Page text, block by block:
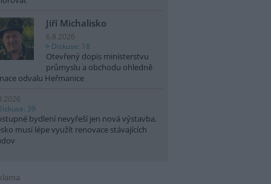
Jiří Michalisko
6.8.2026
Diskuse: 18
Otevřený dopis ministerstvu
průmyslu a obchodu ohledně
odvalu Heřmanice
39
bydlení nevyřeší jen nová výstavba.
musí lépe využít renovace stávajících